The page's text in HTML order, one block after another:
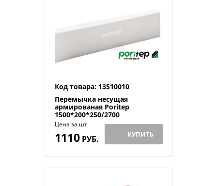
Код товара: 13510010
Перемычка несущая
армированая Poritep
1500*200*250/2700
Цена за шт
1110РУБ. КУПИТЬ